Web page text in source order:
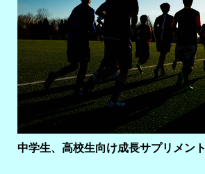
中学生、高校生向け成長サプリメント